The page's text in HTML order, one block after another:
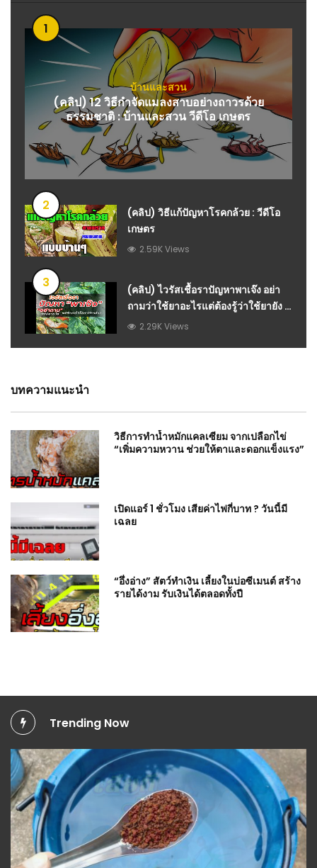
1
บ้านและสวน
(คลิป) 12 วิธีกำจัดแมลงสาบอย่างถาวรด้วย
ธรรมชาติ : บ้านและสวน วีดีโอ เกษตร
2
(คลิป) วิธีแก้ปัญหาโรคกล้วย : วีดีโอ
เกษตร
2.59K Views
3
(คลิป) ไวรัสเชื้อราปัญหาพาเจ๊ง อย่า
ถามว่าใช้ยาอะไรแต่ต้องรู้ว่าใช้ยายัง :
วีดีโอ เกษตร
2.29K Views
บทความแนะนำ
วิธีการทำน้ำหมักแคลเซียม จากเปลือกไข่
“เพิ่มความหวาน ช่วยให้ตาและดอกแข็งแรง”
เปิดแอร์ 1 ชั่วโมง เสียค่าไฟกี่บาท ? วันนี้มี
เฉลย
“อึ่งอ่าง” สัตว์ทำเงิน เลี้ยงในบ่อซีเมนต์ สร้าง
รายได้งาม รับเงินได้ตลอดทั้งปี
Trending Now